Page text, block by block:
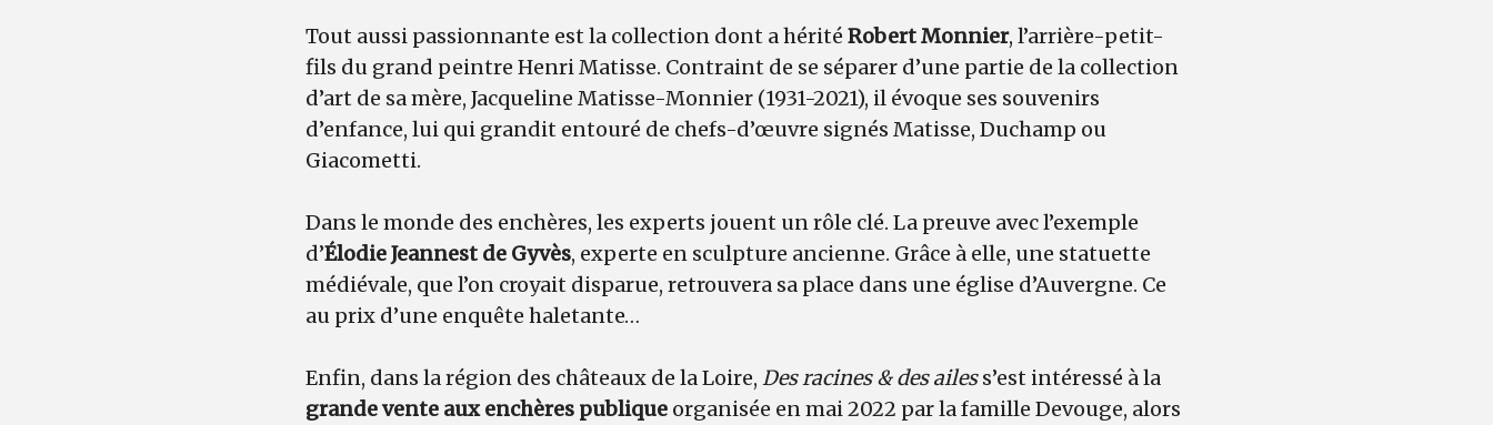
Tout aussi passionnante est la collection dont a hérité Robert Monnier, l’arrière-petit-
fils du grand peintre Henri Matisse. Contraint de se séparer d’une partie de la collection
d’art de sa mère, Jacqueline Matisse-Monnier (1931-2021), il évoque ses souvenirs
d’enfance, lui qui grandit entouré de chefs-d’œuvre signés Matisse, Duchamp ou
Giacometti.
Dans le monde des enchères, les experts jouent un rôle clé. La preuve avec l’exemple
d’Élodie Jeannest de Gyvès, experte en sculpture ancienne. Grâce à elle, une statuette
médiévale, que l’on croyait disparue, retrouvera sa place dans une église d’Auvergne. Ce
au prix d’une enquête haletante…
Enfin, dans la région des châteaux de la Loire, Des racines & des ailess’est intéressé à la
grande vente aux enchères publique organisée en mai 2022 par la famille Devouge, alors